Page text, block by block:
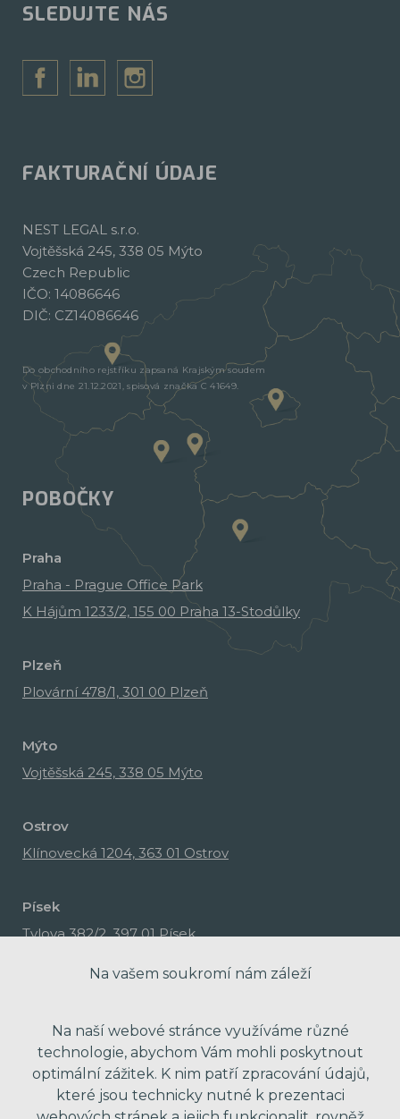
SLEDUJTE NÁS
FAKTURAČNÍ ÚDAJE
NEST LEGAL s.r.o.
Vojtěšská 245, 338 05 Mýto
Czech Republic
IČO: 14086646
DIČ: CZ14086646
Do obchodního rejstříku zapsaná Krajským soudem
v Plzni dne 21.12.2021, spisová značka C 41649.
POBOČKY
Praha
Praha - Prague Office Park
K Hájům 1233/2, 155 00 Praha 13-Stodůlky
Plzeň
Plovární 478/1, 301 00 Plzeň
Mýto
Vojtěšská 245, 338 05 Mýto
Ostrov
Klínovecká 1204, 363 01 Ostrov
Písek
Tylova 382/2, 397 01 Písek
Na vašem soukromí nám záleží
Na naší webové stránce využíváme různé
technologie, abychom Vám mohli poskytnout
optimální zážitek. K nim patří zpracování údajů,
které jsou technicky nutné k prezentaci